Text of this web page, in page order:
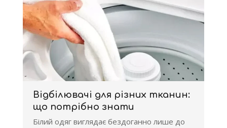
Відбілювачі для різних тканин:
що потрібно знати
Білий одяг виглядає бездоганно лише до